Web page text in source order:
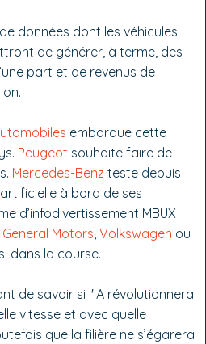
données dont les véhicules
de générer, à terme, des
part et de revenus de
embarque cette
Peugeot souhaite faire de
Mercedes-Benz teste depuis
à bord de ses
d’infodivertissement MBUX
General Motors Volkswagen ou
dans la course.
de savoir si l'IA révolutionnera
vitesse et avec quelle
que la filière ne s’égarera